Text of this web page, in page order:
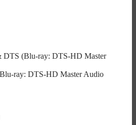
DTS (Blu-ray: DTS-HD Master
ray: DTS-HD Master Audio